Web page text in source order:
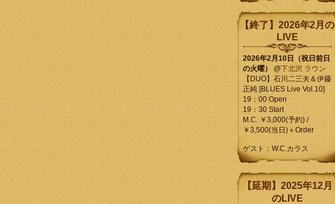
【終了】2026年2月の
LIVE
2026年2月10日（祝日前日
の火曜）
@下北沢 ラウン
【DUO】石川二三夫＆伊藤
正純 [BLUES Live Vol.10]
19：00 Open
19：30 Start
M.C. ￥3,000(予約) /
￥3,500(当日)＋Order
ゲスト：W.C.カラス
【延期】2025年12月
のLIVE